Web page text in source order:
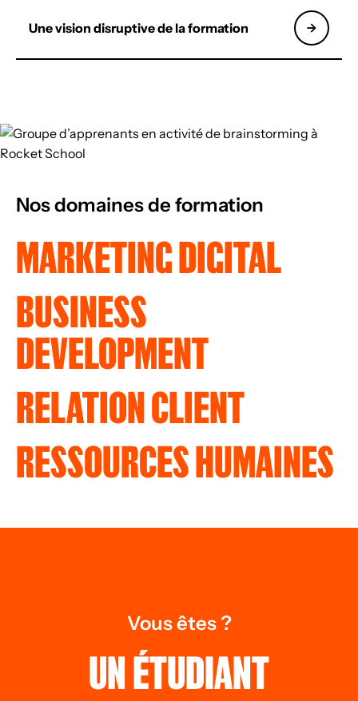
Une vision disruptive de la formation
Nos domaines de formation
MARKETING DIGITAL
BUSINESS
DEVELOPMENT
RELATION CLIENT
RESSOURCES HUMAINES
Vous êtes ?
UN ÉTUDIANT